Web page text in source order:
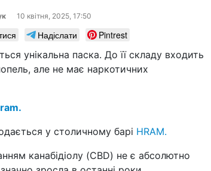
10 квiтня, 2025, 17:50
Надіслати
Pintrest
унікальна паска. До її складу входить
але не має наркотичних
у столичному барі HRAM.
канабідіолу (CBD) не є абсолютно